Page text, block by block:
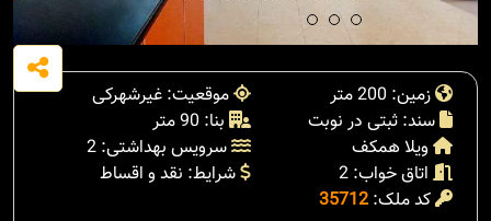
زمین: 200 متر
موقعیت: غیرشهرکی
سند: ثبتی در نوبت
بنا: 90 متر
ویلا همکف
سرویس بهداشتی: 2
اتاق خواب: 2
شرایط: نقد و اقساط
کد ملک: 35712